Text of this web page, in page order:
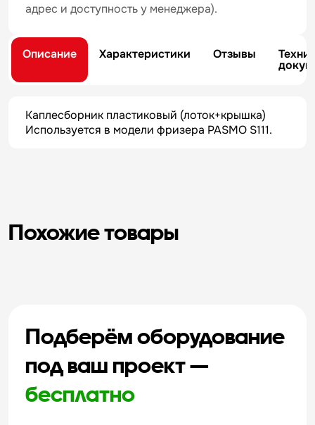
адрес и доступность у менеджера).
Описание Характеристики Отзывы
Каплесборник пластиковый (лоток+крышка)
Используется в модели фризера PASMO S111.
Похожие товары
Подберём оборудование
под ваш проект —
бесплатно